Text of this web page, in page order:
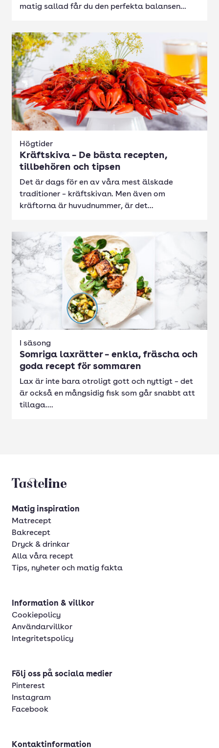
matig sallad får du den perfekta balansen...
Högtider
Kräftskiva – De bästa recepten,
tillbehören och tipsen
Det är dags för en av våra mest älskade
traditioner – kräftskivan. Men även om
kräftorna är huvudnummer, är det...
I säsong
Somriga laxrätter – enkla, fräscha och
goda recept för sommaren
Lax är inte bara otroligt gott och nyttigt – det
är också en mångsidig fisk som går snabbt att
tillaga....
Tasteline startsida
Matig inspiration
Matrecept
Bakrecept
Dryck & drinkar
Alla våra recept
Tips, nyheter och matig fakta
Information & villkor
Cookiepolicy
Användarvillkor
Integritetspolicy
Följ oss på sociala medier
Pinterest
Instagram
Facebook
Kontaktinformation